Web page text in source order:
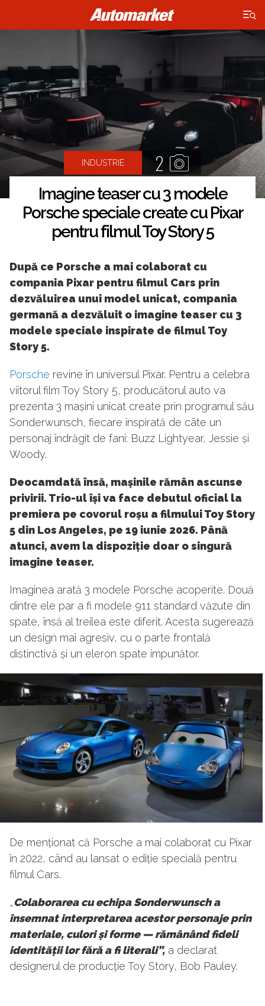
×
INDUSTRIE 2
Imagine teaser cu 3 modele
Porsche speciale create cu Pixar
pentru filmul Toy Story 5
După ce Porsche a mai colaborat cu
compania Pixar pentru filmul Cars prin
dezvăluirea unui model unicat, compania
germană a dezvăluit o imagine teaser cu 3
modele speciale inspirate de filmul Toy
Story 5.
Porsche revine în universul Pixar. Pentru a celebra
viitorul film Toy Story 5, producătorul auto va
prezenta 3 mașini unicat create prin programul său
Sonderwunsch, fiecare inspirată de câte un
personaj îndrăgit de fani: Buzz Lightyear, Jessie și
Woody.
Deocamdată însă, mașinile rămân ascunse
privirii. Trio-ul își va face debutul oficial la
premiera pe covorul roșu a filmului Toy Story
5 din Los Angeles, pe 19 iunie 2026. Până
atunci, avem la dispoziție doar o singură
imagine teaser.
Imaginea arată 3 modele Porsche acoperite. Două
dintre ele par a fi modele 911 standard văzute din
spate, însă al treilea este diferit. Acesta sugerează
un design mai agresiv, cu o parte frontală
distinctivă și un eleron spate impunător.
De menționat că Porsche a mai colaborat cu Pixar
în 2022, când au lansat o ediție specială pentru
filmul Cars.
„Colaborarea cu echipa Sonderwunsch a
însemnat interpretarea acestor personaje prin
materiale, culori și forme — rămânând fideli
identității lor fără a fi literali”, a declarat
designerul de producție Toy Story, Bob Pauley.